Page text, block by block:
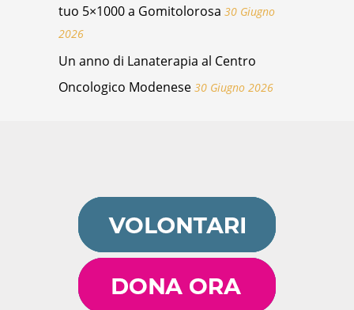
tuo 5×1000 a Gomitolorosa 30 Giugno
2026
Un anno di Lanaterapia al Centro
Oncologico Modenese 30 Giugno 2026